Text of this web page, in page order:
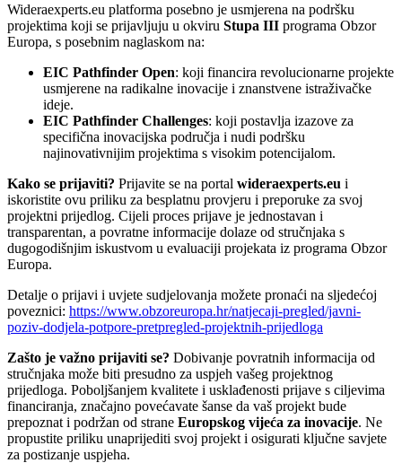
Wideraexperts.eu platforma posebno je usmjerena na podršku
projektima koji se prijavljuju u okviru Stupa III programa Obzor
Europa, s posebnim naglaskom na:
EIC Pathfinder Open: koji financira revolucionarne projekte
usmjerene na radikalne inovacije i znanstvene istraživačke
ideje.
EIC Pathfinder Challenges: koji postavlja izazove za
specifična inovacijska područja i nudi podršku
najinovativnijim projektima s visokim potencijalom.
Kako se prijaviti? Prijavite se na portal wideraexperts.eu i
iskoristite ovu priliku za besplatnu provjeru i preporuke za svoj
projektni prijedlog. Cijeli proces prijave je jednostavan i
transparentan, a povratne informacije dolaze od stručnjaka s
dugogodišnjim iskustvom u evaluaciji projekata iz programa Obzor
Europa.
Detalje o prijavi i uvjete sudjelovanja možete pronaći na sljedećoj
poveznici: https://www.obzoreuropa.hr/natjecaji-pregled/javni-
poziv-dodjela-potpore-pretpregled-projektnih-prijedloga
Zašto je važno prijaviti se? Dobivanje povratnih informacija od
stručnjaka može biti presudno za uspjeh vašeg projektnog
prijedloga. Poboljšanjem kvalitete i usklađenosti prijave s ciljevima
financiranja, značajno povećavate šanse da vaš projekt bude
prepoznat i podržan od strane Europskog vijeća za inovacije. Ne
propustite priliku unaprijediti svoj projekt i osigurati ključne savjete
za postizanje uspjeha.